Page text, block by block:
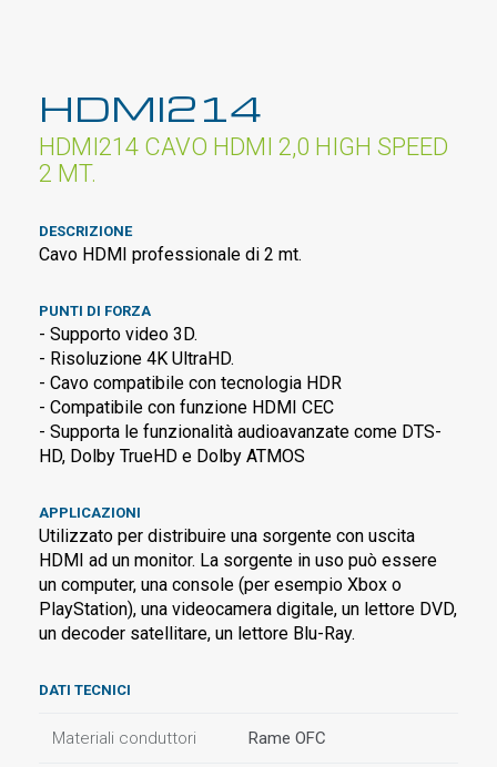
HDMI214
HDMI214 CAVO HDMI 2,0 HIGH SPEED
2 MT.
DESCRIZIONE
Cavo HDMI professionale di 2 mt.
PUNTI DI FORZA
- Supporto video 3D.
- Risoluzione 4K UltraHD.
- Cavo compatibile con tecnologia HDR
- Compatibile con funzione HDMI CEC
- Supporta le funzionalità audioavanzate come DTS-
HD, Dolby TrueHD e Dolby ATMOS
APPLICAZIONI
Utilizzato per distribuire una sorgente con uscita
HDMI ad un monitor. La sorgente in uso può essere
un computer, una console (per esempio Xbox o
PlayStation), una videocamera digitale, un lettore DVD,
un decoder satellitare, un lettore Blu-Ray.
DATI TECNICI
Materiali conduttori Rame OFC